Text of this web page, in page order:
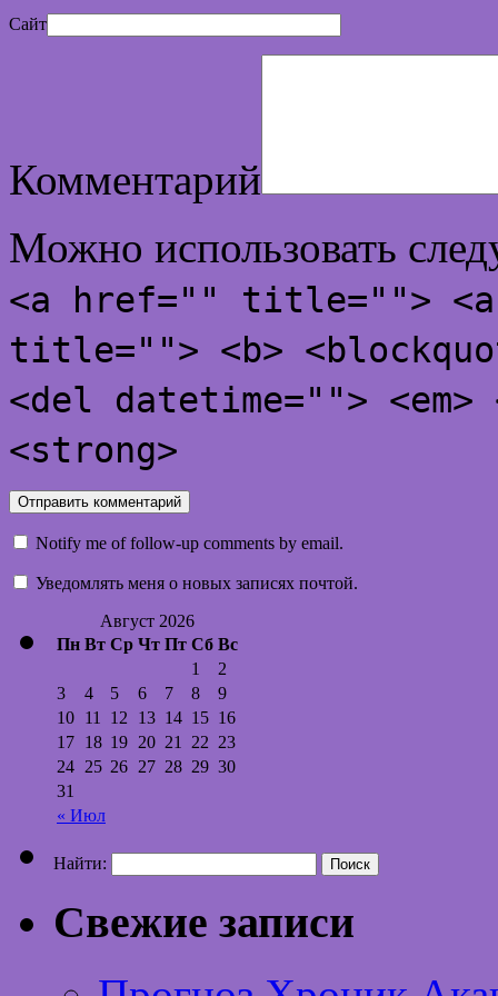
Сайт
Комментарий
Можно использовать
<a href="" title="">
title=""> <b>
<del datetime="">
<strong>
Notify me of follow-up comments by email.
Уведомлять меня о новых записях почтой.
Август 2026
Пн Вт Ср Чт Пт Сб Вс
« Июл
1
2
3
4 5 6 7 8
9
10 11 12 13 14 15 16
17 18 19 20 21 22 23
24 25 26 27 28 29 30
31
Найти:
Свежие записи